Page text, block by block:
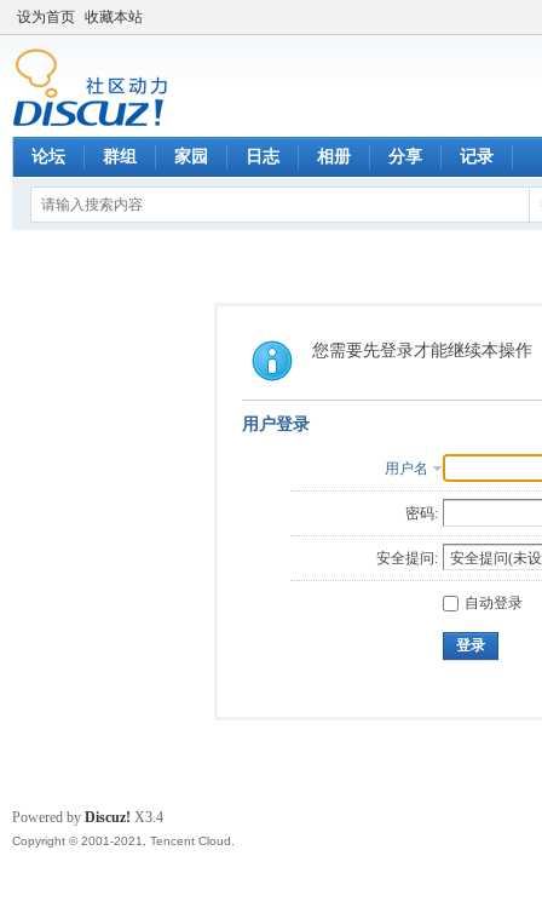
设为首页 收藏本站
论坛 群组 家园 日志 相册 分享 记录
您需要先登录才能继续本操作
用户登录
用户名
密码:
安全提问:
自动登录
登录
Powered by Discuz! X3.4
Copyright © 2001-2021, Tencent Cloud.